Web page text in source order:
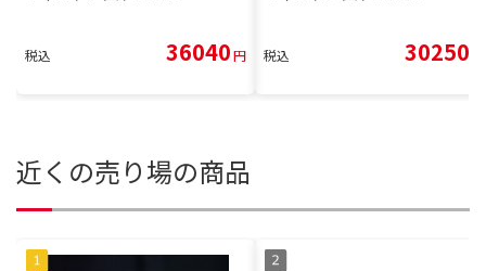
税込 36040円 税込 30250
近くの売り場の商品